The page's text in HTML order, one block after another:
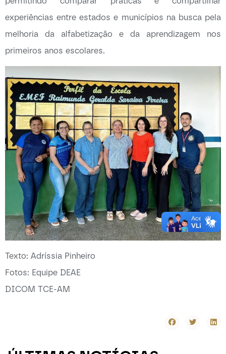
experiências entre estados e municípios na busca pela
melhoria da alfabetização e da aprendizagem nos
primeiros anos escolares.
Texto: Adríssia Pinheiro
Fotos: Equipe DEAE
DICOM TCE-AM